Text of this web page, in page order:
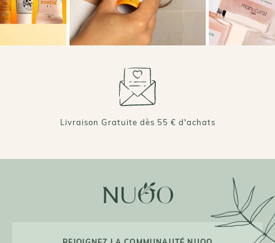
Livraison Gratuite dès 55 € d'achats